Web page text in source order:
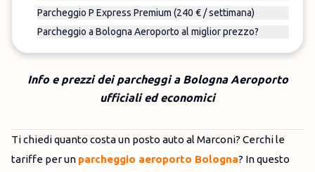
Parcheggio P Express Premium (240 € / settimana)
Parcheggio a Bologna Aeroporto al miglior prezzo?
Info e prezzi dei parcheggi a Bologna Aeroporto
ufficiali ed economici
Ti chiedi quanto costa un posto auto al Marconi? Cerchi le
tariffe per un parcheggio aeroporto Bologna? In questo